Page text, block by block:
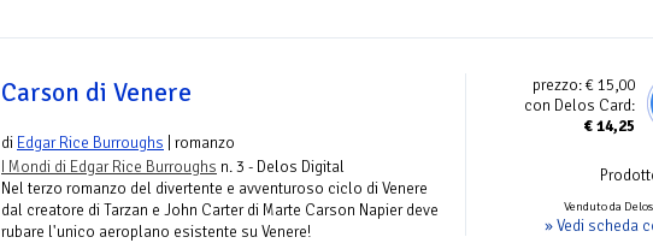
prezzo:€ 15,00
con Delos Card:
€14,25
Venduto da
» Vedi scheda
Carson di Venere
di Edgar Rice Burroughs | romanzo
I Mondi di Edgar Rice Burroughs n. 3 - Delos Digital
Nel terzo romanzo del divertente e avventuroso ciclo di Venere
dal creatore di Tarzan e John Carter di Marte Carson Napier deve
rubare l'unico aeroplano esistente su Venere!